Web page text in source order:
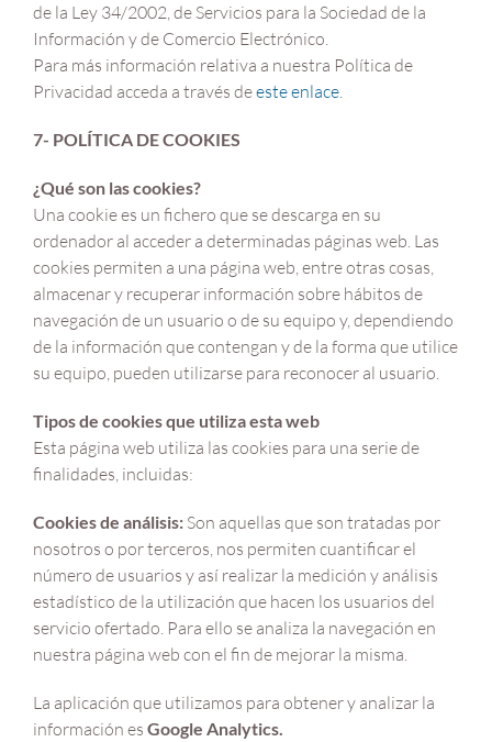
de la Ley 34/2002, de Servicios para la Sociedad de la
Información y de Comercio Electrónico.
Para más información relativa a nuestra Política de
Privacidad acceda a través deeste enlace.
7- POLÍTICA DE COOKIES
¿Qué son las cookies?
Una cookie es un fichero que se descarga en su
ordenador al acceder a determinadas páginas web. Las
cookies permiten a una página web, entre otras cosas,
almacenar y recuperar información sobre hábitos de
navegación de un usuario o de su equipo y, dependiendo
de la información que contengan y de la forma que utilice
su equipo, pueden utilizarse para reconocer al usuario.
Tipos de cookies que utiliza esta web
Esta página web utiliza las cookies para una serie de
finalidades, incluidas:
Cookies de análisis: Son aquellas que son tratadas por
nosotros o por terceros, nos permiten cuantificar el
número de usuarios y así realizar la medición y análisis
estadístico de la utilización que hacen los usuarios del
servicio ofertado. Para ello se analiza la navegación en
nuestra página web con el fin de mejorar la misma.
La aplicación que utilizamos para obtener y analizar la
información es Google Analytics.